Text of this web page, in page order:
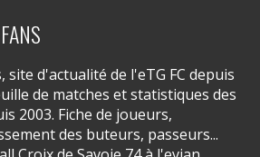
site d'actualité de l'eTG FC depuis
de matches et statistiques des
2003. Fiche de joueurs,
des buteurs, passeurs...